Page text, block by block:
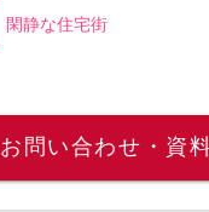
閑静な住宅街
お問い合わせ・資